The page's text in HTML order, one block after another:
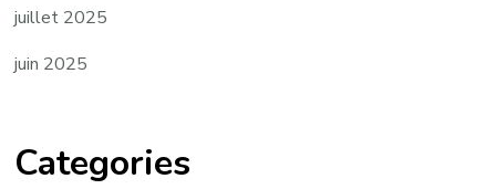
juillet 2025
juin 2025
Categories